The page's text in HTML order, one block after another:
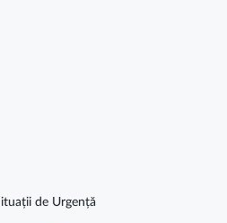
de Urgență